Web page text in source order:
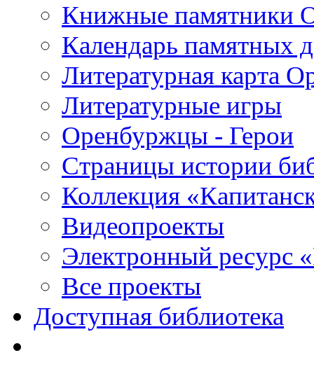
Книжные памятники
Календарь памятных
Литературная карта
Литературные игры
Оренбуржцы - Герои
Страницы истории
Коллекция
Видеопроекты
Электронный ресурс
Все проекты
Доступная библиотека